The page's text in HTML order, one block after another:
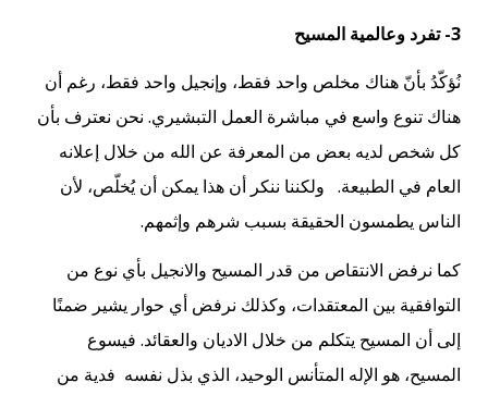
3- تفرد وعالمية المسيح
نُؤكّدُ بأنّ هناك مخلص واحد فقط، وإنجيل واحد فقط، رغم أن
هناك تنوع واسع في مباشرة العمل التبشيري. نحن نعترف بأن
كل شخص لديه بعض من المعرفة عن الله من خلال إعلانه
العام في الطبيعة. ولكننا ننكر أن هذا يمكن أن يُخلّص، لأن
الناس يطمسون الحقيقة بسبب شرهم وإثمهم.
كما نرفض الانتقاص من قدر المسيح والانجيل بأي نوع من
التوافقية بين المعتقدات، وكذلك نرفض أي حوار يشير ضمنًا
إلى أن المسيح يتكلم من خلال الاديان والعقائد. فيسوع
المسيح، هو الإله المتأنس الوحيد، الذي بذل نفسه فدية من